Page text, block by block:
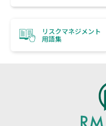
リスクマネジメント
用語集